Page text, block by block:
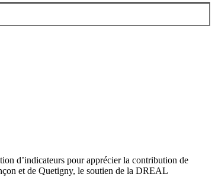
d’indicateurs pour apprécier la contribution de
et de Quetigny, le soutien de la DREAL